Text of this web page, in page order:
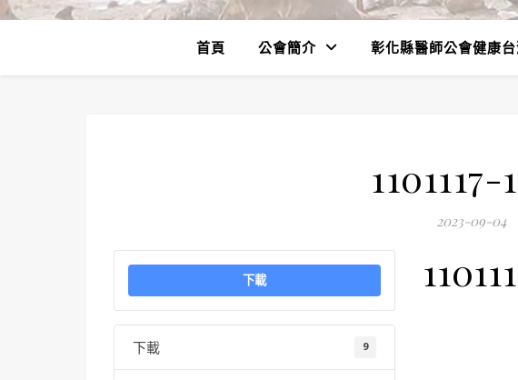
首頁 公會簡介 彰化縣醫師公會健康
1101117-
2023-09-04
下載
下載 9